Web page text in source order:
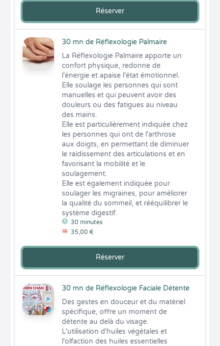
Réserver
30 mn de Réflexologie Palmaire
30 minutes
35,00 €
La Réflexologie Palmaire apporte un
confort physique, redonne de
l'énergie et apaise l'état émotionnel.
Elle soulage les personnes qui sont
manuelles et qui peuvent avoir des
douleurs ou des fatigues au niveau
des mains.
Elle est particulièrement indiquée chez
les personnes qui ont de l'arthrose
aux doigts, en permettant de diminuer
le raidissement des articulations et en
favorisant la mobilité et le
soulagement.
Elle est également indiquée pour
soulager les migraines, pour améliorer
la qualité du sommeil, et rééquilibrer le
système digestif.
Réserver
30 mn de Réflexologie Faciale Détente
Des gestes en douceur et du matériel
spécifique, offre un moment de
détente au delà du visage.
L'utilisation d'huiles végétales et
l'olfaction des huiles essentielles